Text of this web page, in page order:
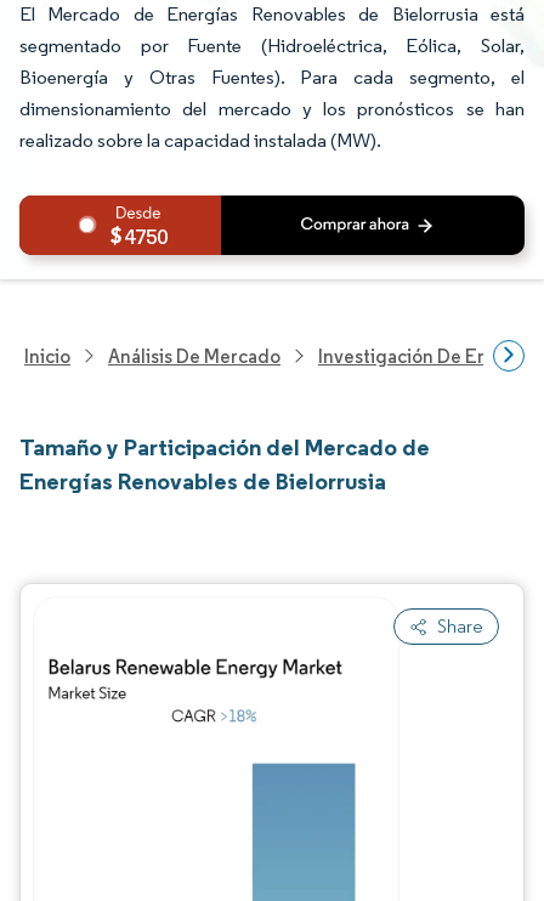
El Mercado de Energías Renovables de Bielorrusia está
segmentado por Fuente (Hidroeléctrica, Eólica, Solar,
Bioenergía y Otras Fuentes). Para cada segmento, el
dimensionamiento del mercado y los pronósticos se han
realizado sobre la capacidad instalada (MW).
4750
Inicio Análisis De Mercado Investigación De Energía
Tamaño y Participación del Mercado de
Energías Renovables de Bielorrusia
Share